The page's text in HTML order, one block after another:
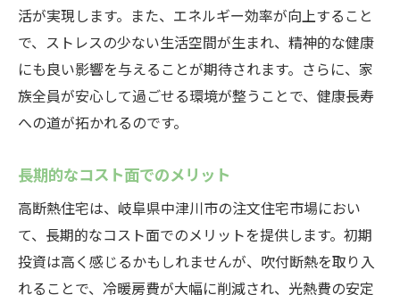
活が実現します。また、エネルギー効率が向上すること
で、ストレスの少ない生活空間が生まれ、精神的な健康
にも良い影響を与えることが期待されます。さらに、家
族全員が安心して過ごせる環境が整うことで、健康長寿
への道が拓かれるのです。
長期的なコスト面でのメリット
高断熱住宅は、岐阜県中津川市の注文住宅市場におい
て、長期的なコスト面でのメリットを提供します。初期
投資は高く感じるかもしれませんが、吹付断熱を取り入
れることで、冷暖房費が大幅に削減され、光熱費の安定